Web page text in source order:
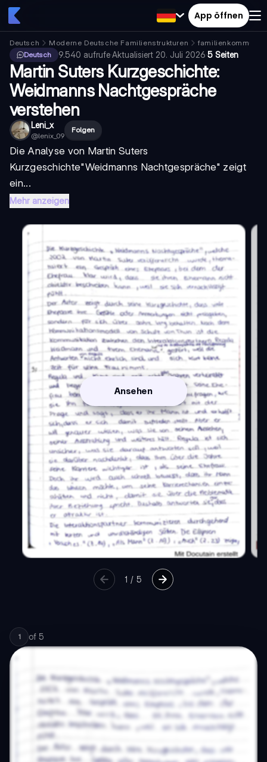
App öffnen
Deutsch Moderne Deutsche Familienstrukturen
Deutsch
9.540 aufrufe·Aktualisiert 20. Juli 2026·5 Seiten
Martin Suters Kurzgeschichte:
Weidmanns Nachtgespräche
verstehen
Leni_x
@lenix_09
Folgen
DieAnalyse von Martin Suters
Kurzgeschichte"Weidmanns Nachtgespräche" zeigt
ein...
Mehr anzeigen
Ansehen
1 /5
1 of 5